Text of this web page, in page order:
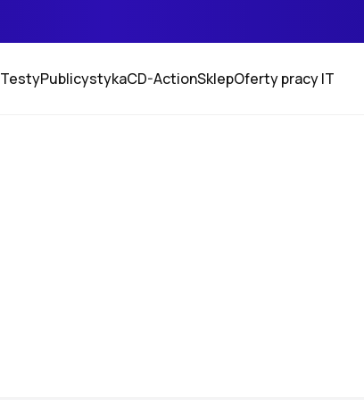
TestyPublicystykaCD-ActionSklepOferty pracy IT